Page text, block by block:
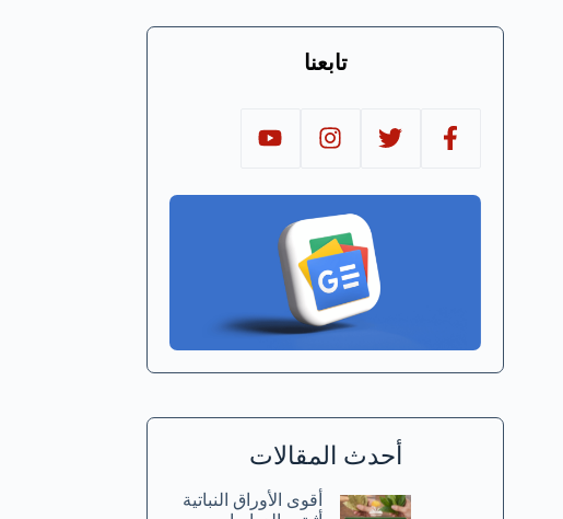
تابعنا
أحدث المقالات
أقوى الأوراق النباتية